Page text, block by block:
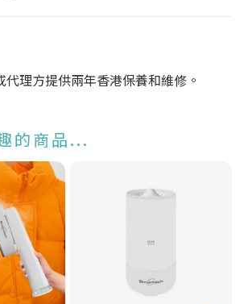
理方提供兩年香港保養和維修。
的商品...